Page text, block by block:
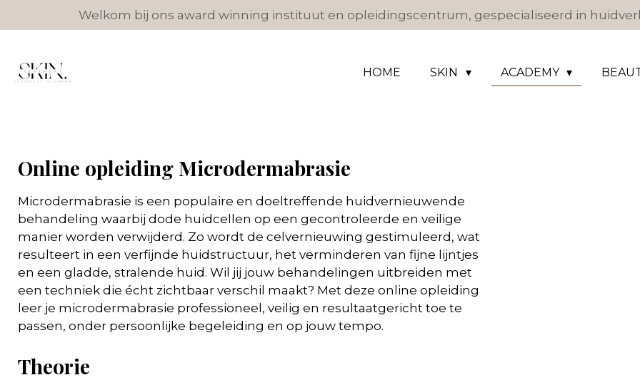
direct
hoofdinhoud
Welkom bij ons award winning instituut en opleidingscentrum, gespecialiseerd in
HOME SKIN ACADEMY
Online opleiding Microdermabrasie
Microdermabrasie is een populaire en doeltreffende huidvernieuwende
behandeling waarbij dode huidcellen op een gecontroleerde en veilige
manier worden verwijderd. Zo wordt de celvernieuwing gestimuleerd, wat
resulteert in een verfijnde huidstructuur, het verminderen van fijne lijntjes
en een gladde, stralende huid. Wil jij jouw behandelingen uitbreiden met
een techniek die écht zichtbaar verschil maakt? Met deze online opleiding
leer je microdermabrasie professioneel, veilig en resultaatgericht toe te
passen, onder persoonlijke begeleiding en op jouw tempo.
Theorie